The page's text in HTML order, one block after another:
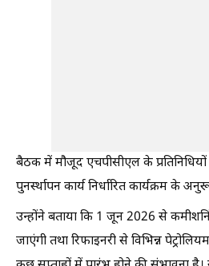
बैठक में मौजूद एचपीसीएल के
पुनर्स्थापन कार्य निर्धारित कार्यक्रम के
उन्होंने बताया कि 1 जून 2026 से
जाएंगी तथा रिफाइनरी से विभिन्न